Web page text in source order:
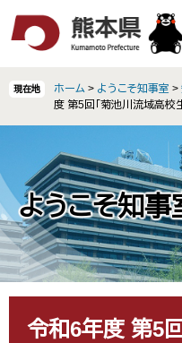
本
文
へ
現在地 ホーム > ようこそ知事室 >
度 第5回「菊池川流域高校
ようこそ知事
令和6年度 第5